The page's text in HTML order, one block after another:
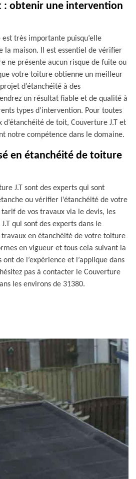
: obtenir une intervention
est très importante puisqu’elle
la maison. Il est essentiel de vérifier
ne présente aucun risque de fuite ou
votre toiture obtienne un meilleur
d’étanchéité à des
un résultat fiable et de qualité à
types d’intervention. Pour toutes
d’étanchéité de toit, Couverture J.T et
notre compétence dans le domaine.
en étanchéité de toiture
J.T sont des experts qui sont
ou vérifier l’étanchéité de votre
de vos travaux via le devis, les
qui sont des experts dans le
en étanchéité de votre toiture
en vigueur et tous cela suivant la
de l’expérience et l’applique dans
pas à contacter le Couverture
les environs de 31380.